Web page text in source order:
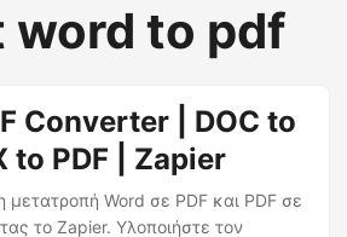
word to pdf
Converter | DOC to
to PDF | Zapier
μετατροπή Word σε PDF και PDF σε
το Zapier. Υλοποιήστε τον